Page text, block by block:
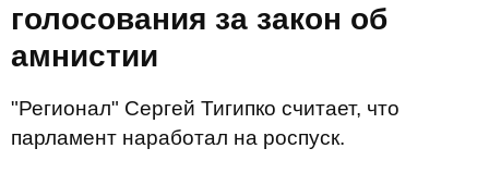
голосования за закон об
амнистии
"Регионал" Сергей Тигипко считает, что
парламент наработал на роспуск.